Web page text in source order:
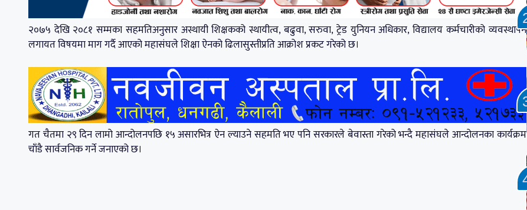
२०७५ देखि २०८१ सम्मका सहमतिअनुसार अस्थायी शिक्षकको स्थायीत्व, बढुवा, सरुवा, ट्रेड युनियन अधिकार, विद्यालय कर्मचारीको व्यवस्थापन
लगायत विषयमा माग गर्दै आएको महासंघले शिक्षा ऐनको ढिलासुस्तीप्रति आक्रोश प्रकट गरेको छ।
गत चैतमा २९ दिन लामो आन्दोलनपछि १५ असारभित्र ऐन ल्याउने सहमति भए पनि सरकारले बेवास्ता गरेको भन्दै महासंघले आन्दोलनका कार्यक्रम
चाँडै सार्वजनिक गर्ने जनाएको छ।